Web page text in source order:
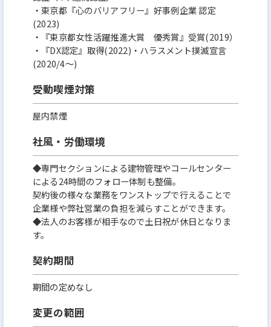
・東京都『心のバリアフリー』好事例企業 認定
(2023)
・『東京都女性活躍推進大賞 優秀賞』受賞(2019）
・『DX認定』取得(2022)・ハラスメント撲滅宣言
(2020/4～)
受動喫煙対策
屋内禁煙
社風・労働環境
◆専門セクションによる建物管理やコールセンター
による24時間のフォロー体制も整備。
契約後の様々な業務をワンストップで行えることで
企業様や弊社営業の負担を減らすことができます。
◆法人のお客様が相手なので土日祝が休日となりま
す。
契約期間
期間の定めなし
変更の範囲